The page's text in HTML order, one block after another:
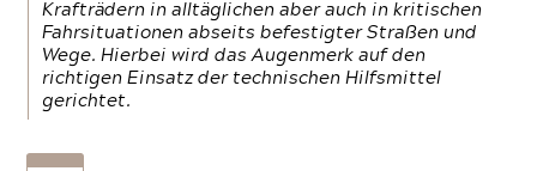
Krafträdern in alltäglichen aber auch in kritischen
Fahrsituationen abseits befestigter Straßen und
Wege. Hierbei wird das Augenmerk auf den
richtigen Einsatz der technischen Hilfsmittel
gerichtet.